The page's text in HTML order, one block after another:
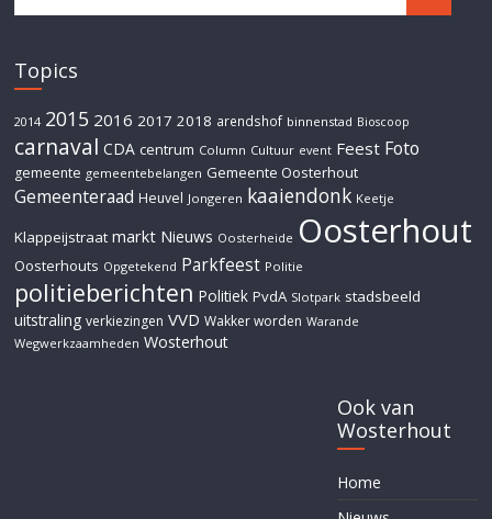
Topics
2014 2015 2016 2017 2018 arendshof binnenstad Bioscoop
carnaval CDA centrum Column Cultuur event Feest Foto
gemeente gemeentebelangen Gemeente Oosterhout
Gemeenteraad Heuvel Jongeren kaaiendonk Keetje
Klappeijstraat markt Nieuws Oosterheide Oosterhout
Oosterhouts Opgetekend Parkfeest Politie
politieberichten Politiek PvdA Slotpark stadsbeeld
uitstraling verkiezingen VVD Wakker worden Warande
Wegwerkzaamheden Wosterhout
Ook van
Wosterhout
Home